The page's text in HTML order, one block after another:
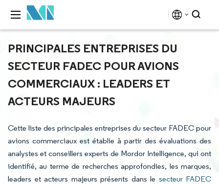
PRINCIPALES ENTREPRISES DU
SECTEUR FADEC POUR AVIONS
COMMERCIAUX : LEADERS ET
ACTEURS MAJEURS
Cette liste des principales entreprises du secteur FADEC pour
avions commerciaux est établie à partir des évaluations des
analystes et conseillers experts de Mordor Intelligence, qui ont
identifié, au terme de recherches approfondies, les marques,
leaders et acteurs majeurs présents dans le secteur FADEC